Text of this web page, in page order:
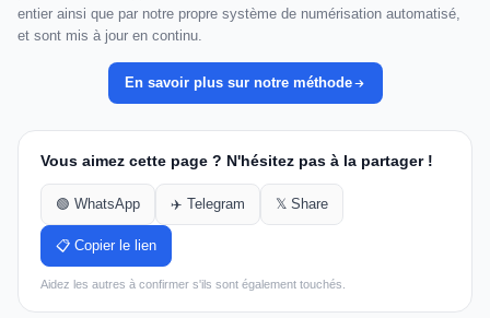
entier ainsi que par notre propre système de numérisation automatisé,
et sont mis à jour en continu.
En savoir plus sur notre méthode
Vous aimez cette page ? N'hésitez pas à la partager !
🟢 WhatsApp ✈️ Telegram 𝕏 Share
📋 Copier le lien
Aidez les autres à confirmer s'ils sont également touchés.